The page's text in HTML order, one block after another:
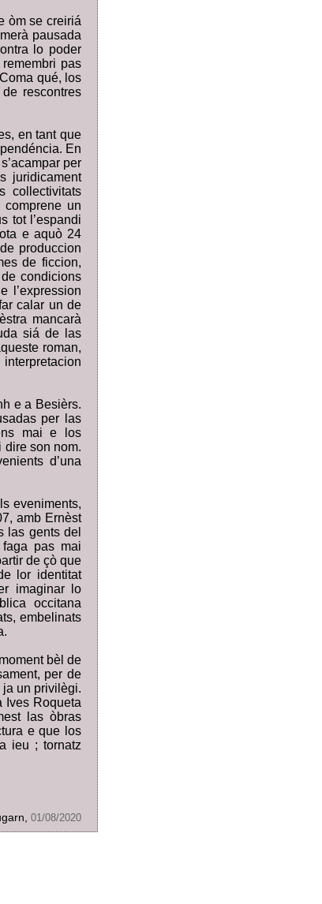
òm se creiriá
pausada
lo poder
pas
qué, los
rescontres
en tant que
En
per
juridicament
collectivitats
un
tot l’espandi
e aquò 24
produccion
de ficcion,
condicions
l’expression
calar un de
mancarà
siá de las
roman,
e a Besièrs.
per las
mai e los
dire son nom.
d’una
eveniments,
amb Ernèst
las gents del
faga pas mai
de çò que
lor identitat
imaginar lo
occitana
embelinats
bèl de
per de
ja un privilègi.
Ives Roqueta
las òbras
e que los
ieu ; tornatz
01/08/2020